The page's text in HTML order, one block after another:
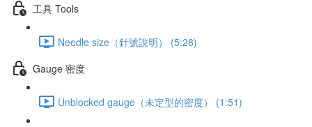
工具 Tools
Needle size（針號說明） (5:28)
Gauge 密度
Unblocked gauge（未定型的密度） (1:51)